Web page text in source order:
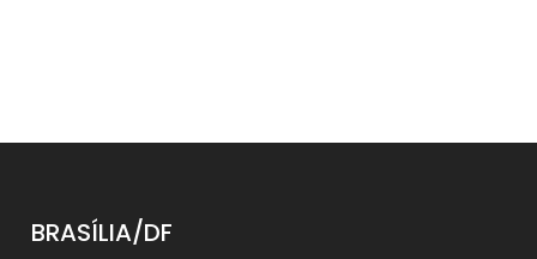
BRASÍLIA/DF